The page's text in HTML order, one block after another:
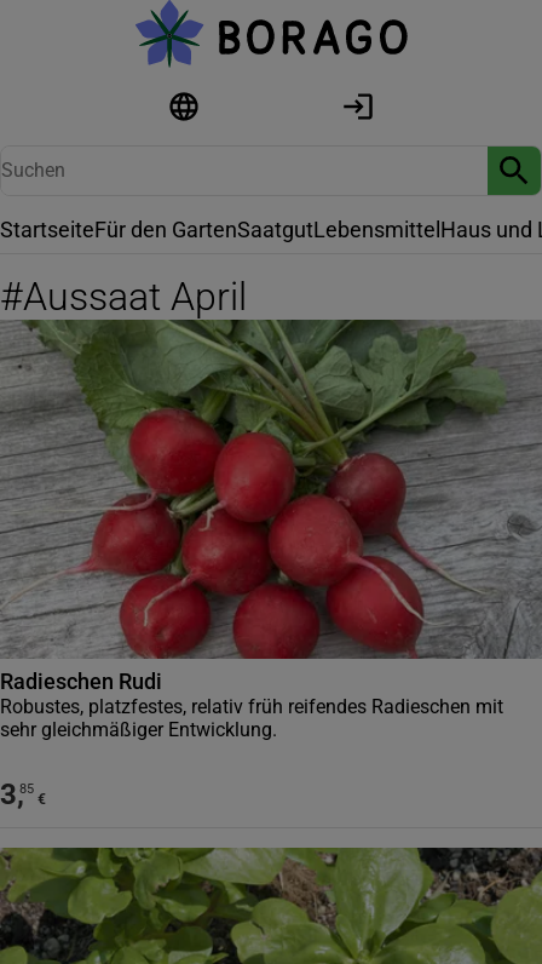
StartseiteFür den GartenSaatgutLebensmittel Haus und
#Aussaat April
Radieschen Rudi
Robustes, platzfestes, relativ früh reifendes Radieschen mit
sehr gleichmäßiger Entwicklung.
3,85
€